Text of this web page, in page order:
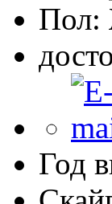
Пол:
Год